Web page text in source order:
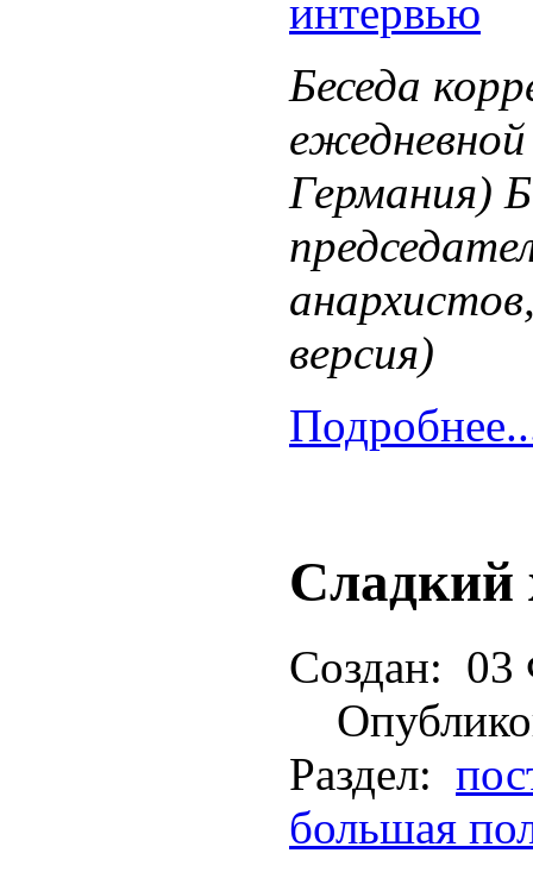
интервью
Беседа
Германия)
версия)
Сладкий
Создан: 03
Раздел:
большая